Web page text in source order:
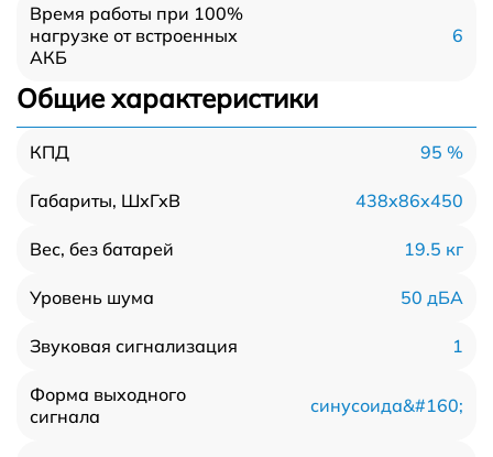
Время работы при 100%
нагрузке от встроенных
АКБ
6
Общие характеристики
КПД 95 %
Габариты, ШхГхВ 438x86x450
Вес, без батарей 19.5 кг
Уровень шума 50 дБА
Звуковая сигнализация 1
Форма выходного
сигнала
синусоида&#160;